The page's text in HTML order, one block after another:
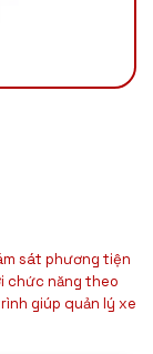
sát phương tiện
chức năng theo
giúp quản lý xe